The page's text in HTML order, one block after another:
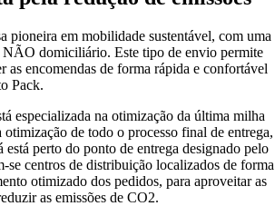
pioneira em mobilidade sustentável, com uma
NÃO domiciliário. Este tipo de envio permite
as encomendas de forma rápida e confortável
Pack.
especializada na otimização da última milha
de todo o processo final de entrega,
está perto do ponto de entrega designado pelo
se centros de distribuição localizados de forma
otimizado dos pedidos, para aproveitar as
as emissões de CO2.